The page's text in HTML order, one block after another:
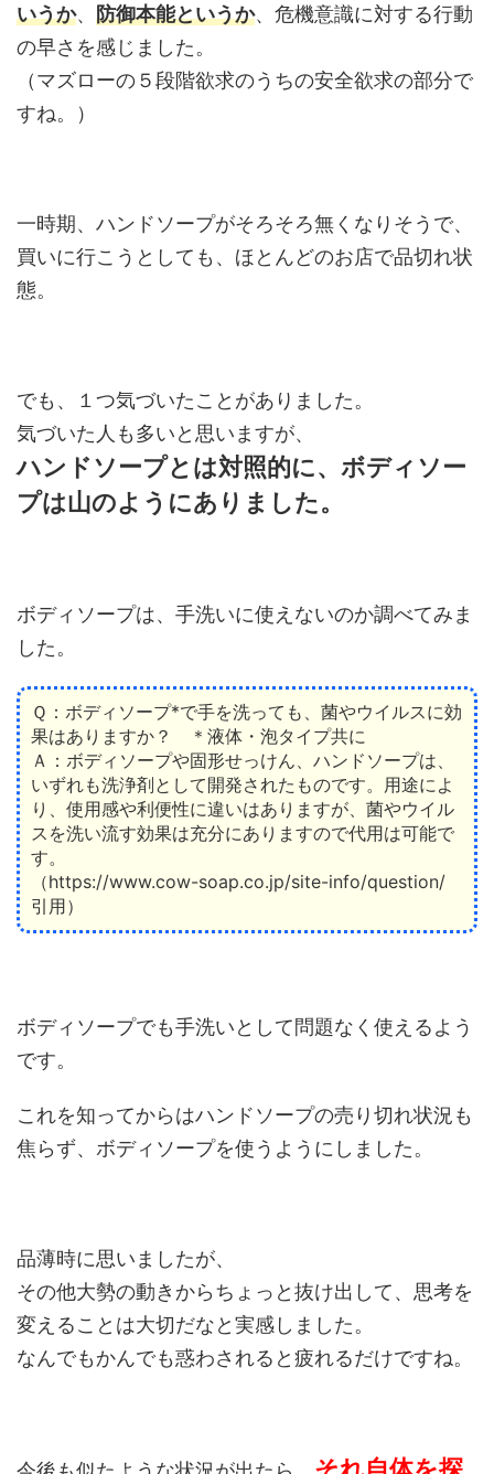
いうか、 防御本能というか、危機意識に対する行動
の早さを感じました。
（マズローの５段階欲求のうちの安全欲求の部分で
すね。）
一時期、ハンドソープがそろそろ無くなりそうで、
買いに行こうとしても、ほとんどのお店で品切れ状
態。
でも、１つ気づいたことがありました。
気づいた人も多いと思いますが、
ハンドソープとは対照的に、ボディソー
プは山のようにありました。
ボディソープは、手洗いに使えないのか調べてみま
した。
Ｑ：ボディソープ*で手を洗っても、菌やウイルスに効
果はありますか？ ＊液体・泡タイプ共に
Ａ：ボディソープや固形せっけん、ハンドソープは、
いずれも洗浄剤として開発されたものです。用途によ
り、使用感や利便性に違いはありますが、菌やウイル
スを洗い流す効果は充分にありますので代用は可能で
す。
（https://www.cow-soap.co.jp/site-info/question/
引用）
ボディソープでも手洗いとして問題なく使えるよう
です。
これを知ってからはハンドソープの売り切れ状況も
焦らず、ボディソープを使うようにしました。
品薄時に思いましたが、
その他大勢の動きからちょっと抜け出して、思考を
変えることは大切だなと実感しました。
なんでもかんでも惑わされると疲れるだけですね。